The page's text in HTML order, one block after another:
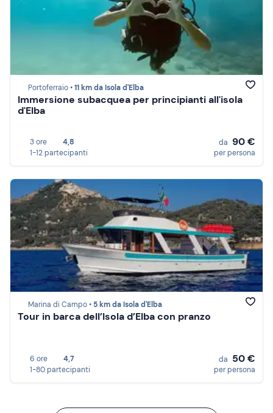
Portoferraio •11 km da Isola d'Elba
Immersione subacquea per principianti all'isola
d'Elba
3 ore
4,8
1-12 partecipanti
da 90 €
per persona
Marina di Campo • 5 km da Isola d'Elba
Tour in barca dell’Isola d’Elba con pranzo
6 ore
4,7
1-80 partecipanti
da 50 €
per persona